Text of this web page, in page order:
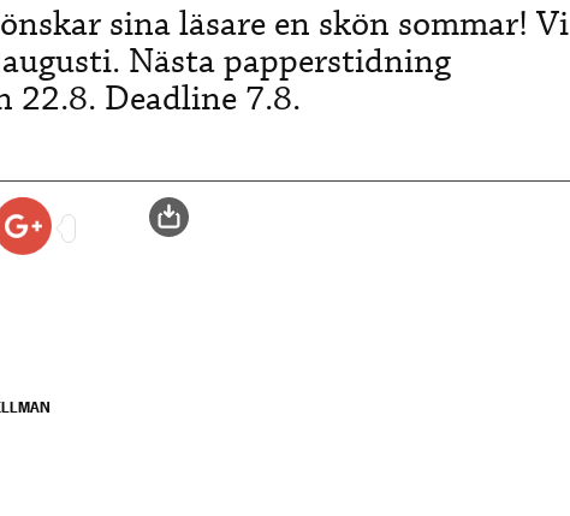
sina läsare en skön sommar! Vi
Nästa papperstidning
22.8. Deadline 7.8.